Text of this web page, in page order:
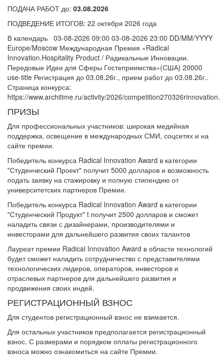
ПОДАЧА РАБОТ до: 03.08.2026
ПОДВЕДЕНИЕ ИТОГОВ: 22 октября 2026 года
В календарь 03-08-2026 09:00 03-08-2026 23:00 DD/MM/YYYY
Europe/Moscow Международная Премия «Radical
Innovation.Hospitality Product / Радикальные Инновации.
Передовые Идеи для Сферы Гостеприимства»(США) 20000
use-title Регистрация до 03.08.26г., прием работ до 03.08.26г..
Страница конкурса:
https://www.architime.ru/activity/2026/
ПРИЗЫ
Для профессиональных участников: широкая медийная
поддержка, освещение в международных СМИ, соцсетях и на
сайте премии.
Победитель конкурса Radical Innovation Award в категории
"Студенческий Проект" получит 5000 долларов и возможность
подать заявку на стажировку и полную стипендию от
университетских партнеров Премии.
Победитель конкурса Radical Innovation Award в категории
"Студенческий Продукт" t получит 2500 долларов и сможет
наладить связи с дизайнерами, производителями и
инвесторами для дальнейшего развития своих талантов
Лауреат премии Radical Innovation Award в области технологий
будет сможет наладить сотрудничество с представителями
технологических лидеров, операторов, инвесторов и
отраслевых партнеров для дальнейшего развития и
продвижения своих индей.
РЕГИСТРАЦИОННЫЙ ВЗНОС
Для студентов регистрационный взнос не взимается.
Для остальных участников предполагается регистрационный
взнос. С размерами и порядком оплаты регистрационного
взноса можно ознакомиться на сайте Премии.